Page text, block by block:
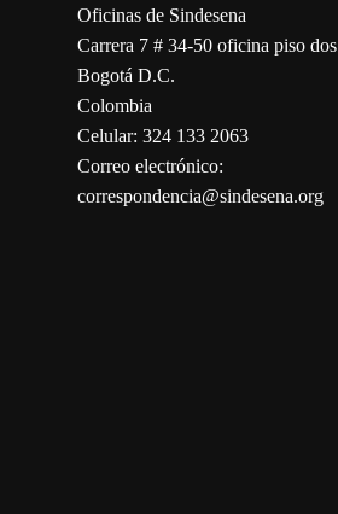
Oficinas de Sindesena
Carrera 7 # 34-50 oficina piso dos
Bogotá D.C.
Colombia
Celular: 324 133 2063
Correo electrónico:
correspondencia@sindesena.org